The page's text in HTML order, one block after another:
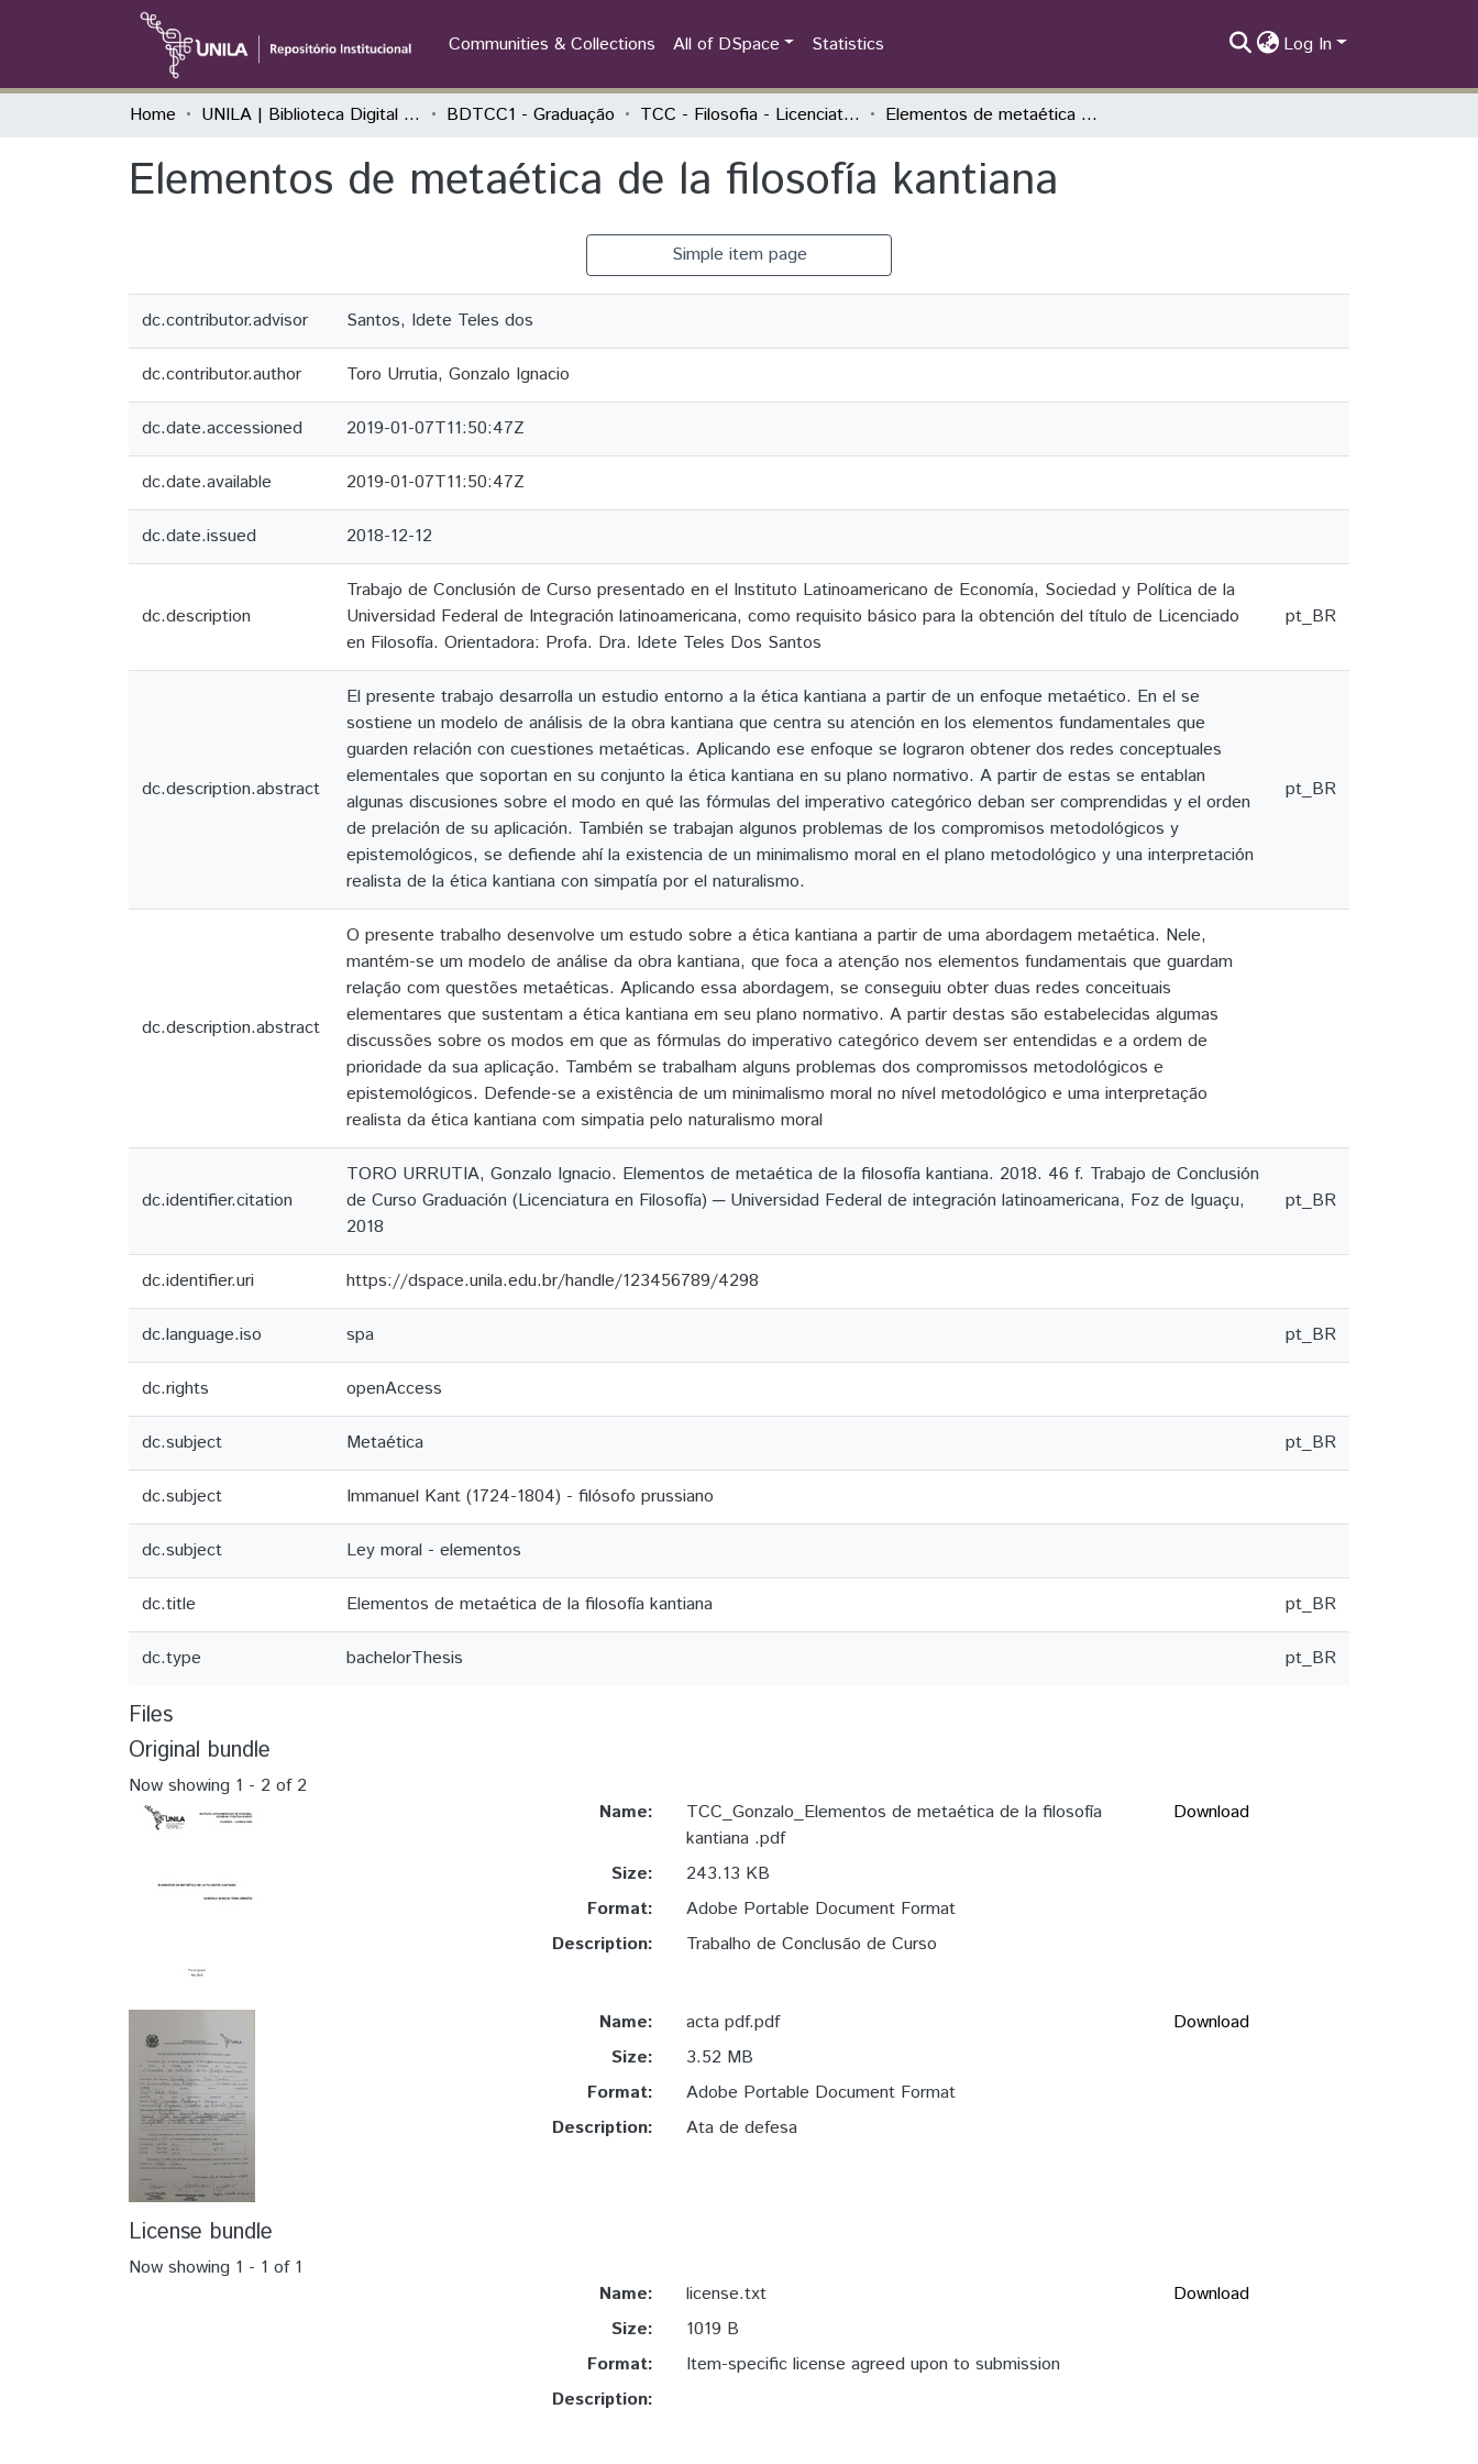
Communities & Collections All of DSpace Statistics Log In
Home UNILA | Biblioteca Digital de Trabalhos de Conclusão de Curso BDTCC1 - Graduação TCC - Filosofia - Licenciatura Elementos de metaética de la filosofía kantiana
Elementos de metaética de la filosofía kantiana
Simple item page
dc.contributor.advisor Santos, Idete Teles dos
dc.contributor.author Toro Urrutia, Gonzalo Ignacio
dc.date.accessioned 2019-01-07T11:50:47Z
dc.date.available 2019-01-07T11:50:47Z
dc.date.issued 2018-12-12
dc.description
Trabajo de Conclusión de Curso presentado en el Instituto Latinoamericano de Economía, Sociedad y Política de la
Universidad Federal de Integración latinoamericana, como requisito básico para la obtención del título de Licenciado
en Filosofía. Orientadora: Profa. Dra. Idete Teles Dos Santos
pt_BR
dc.description.abstract
El presente trabajo desarrolla un estudio entorno a la ética kantiana a partir de un enfoque metaético. En el se
sostiene un modelo de análisis de la obra kantiana que centra su atención en los elementos fundamentales que
guarden relación con cuestiones metaéticas. Aplicando ese enfoque se lograron obtener dos redes conceptuales
elementales que soportan en su conjunto la ética kantiana en su plano normativo. A partir de estas se entablan
algunas discusiones sobre el modo en qué las fórmulas del imperativo categórico deban ser comprendidas y el orden
de prelación de su aplicación. También se trabajan algunos problemas de los compromisos metodológicos y
epistemológicos, se defiende ahí la existencia de un minimalismo moral en el plano metodológico y una interpretación
realista de la ética kantiana con simpatía por el naturalismo.
pt_BR
dc.description.abstract
O presente trabalho desenvolve um estudo sobre a ética kantiana a partir de uma abordagem metaética. Nele,
mantém-se um modelo de análise da obra kantiana, que foca a atenção nos elementos fundamentais que guardam
relação com questões metaéticas. Aplicando essa abordagem, se conseguiu obter duas redes conceituais
elementares que sustentam a ética kantiana em seu plano normativo. A partir destas são estabelecidas algumas
discussões sobre os modos em que as fórmulas do imperativo categórico devem ser entendidas e a ordem de
prioridade da sua aplicação. Também se trabalham alguns problemas dos compromissos metodológicos e
epistemológicos. Defende-se a existência de um minimalismo moral no nível metodológico e uma interpretação
realista da ética kantiana com simpatia pelo naturalismo moral
dc.identifier.citation
TORO URRUTIA, Gonzalo Ignacio. Elementos de metaética de la filosofía kantiana. 2018. 46 f. Trabajo de Conclusión
de Curso Graduación (Licenciatura en Filosofía) ─ Universidad Federal de integración latinoamericana, Foz de Iguaçu,
2018
pt_BR
dc.identifier.uri https://dspace.unila.edu.br/handle/123456789/4298
dc.language.iso spa pt_BR
dc.rights openAccess
dc.subject Metaética pt_BR
dc.subject Immanuel Kant (1724-1804) - filósofo prussiano
dc.subject Ley moral - elementos
dc.title Elementos de metaética de la filosofía kantiana pt_BR
dc.type bachelorThesis pt_BR
Files
Original bundle
Now showing 1 - 2 of 2
Name:
TCC_Gonzalo_Elementos de metaética de la filosofía
kantiana .pdf
Size:
243.13 KB
Format:
Adobe Portable Document Format
Description:
Trabalho de Conclusão de Curso
Download
Name:
acta pdf.pdf
Size:
3.52 MB
Format:
Adobe Portable Document Format
Description:
Ata de defesa
Download
License bundle
Now showing 1 - 1 of 1
Name:
license.txt
Size:
1019 B
Format:
Item-specific license agreed upon to submission
Description:
Download